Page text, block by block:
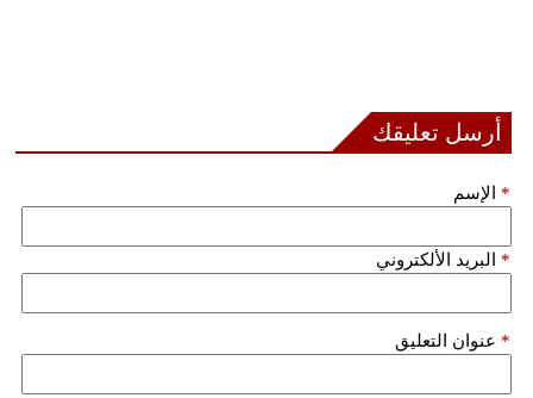
أرسل تعليقك
الإسم *
البريد الألكتروني *
عنوان التعليق *